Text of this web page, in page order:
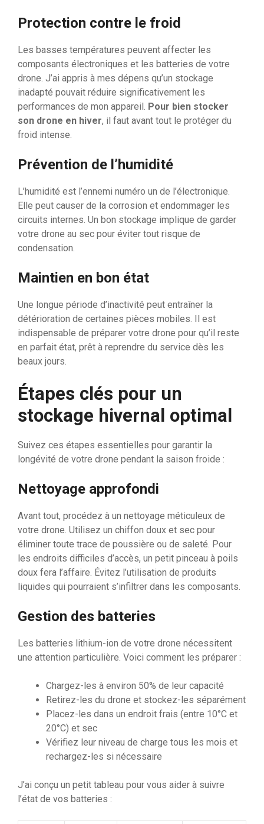
Protection contre le froid
Les basses températures peuvent affecter les
composants électroniques et les batteries de votre
drone. J’ai appris à mes dépens qu’un stockage
inadapté pouvait réduire significativement les
performances de mon appareil. Pour bien stocker
son drone en hiver, il faut avant tout le protéger du
froid intense.
Prévention de l’humidité
L’humidité est l’ennemi numéro un de l’électronique.
Elle peut causer de la corrosion et endommager les
circuits internes. Un bon stockage implique de garder
votre drone au sec pour éviter tout risque de
condensation.
Maintien en bon état
Une longue période d’inactivité peut entraîner la
détérioration de certaines pièces mobiles. Il est
indispensable de préparer votre drone pour qu’il reste
en parfait état, prêt à reprendre du service dès les
beaux jours.
Étapes clés pour un
stockage hivernal optimal
Suivez ces étapes essentielles pour garantir la
longévité de votre drone pendant la saison froide :
Nettoyage approfondi
Avant tout, procédez à un nettoyage méticuleux de
votre drone. Utilisez un chiffon doux et sec pour
éliminer toute trace de poussière ou de saleté. Pour
les endroits difficiles d’accès, un petit pinceau à poils
doux fera l’affaire. Évitez l’utilisation de produits
liquides qui pourraient s’infiltrer dans les composants.
Gestion des batteries
Les batteries lithium-ion de votre drone nécessitent
une attention particulière. Voici comment les préparer :
Chargez-les à environ 50% de leur capacité
Retirez-les du drone et stockez-les séparément
Placez-les dans un endroit frais (entre 10°C et
20°C) et sec
Vérifiez leur niveau de charge tous les mois et
rechargez-les si nécessaire
J’ai conçu un petit tableau pour vous aider à suivre
l’état de vos batteries :